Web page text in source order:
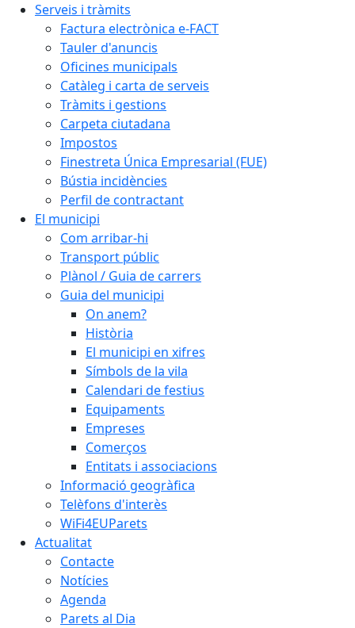
Serveis i tràmits
Factura electrònica e-FACT
Tauler d'anuncis
Oficines municipals
Catàleg i carta de serveis
Tràmits i gestions
Carpeta ciutadana
Impostos
Finestreta Única Empresarial (FUE)
Bústia incidències
Perfil de contractant
El municipi
Com arribar-hi
Transport públic
Plànol / Guia de carrers
Guia del municipi
On anem?
Història
El municipi en xifres
Símbols de la vila
Calendari de festius
Equipaments
Empreses
Comerços
Entitats i associacions
Informació geogràfica
Telèfons d'interès
WiFi4EUParets
Actualitat
Contacte
Notícies
Agenda
Parets al Dia